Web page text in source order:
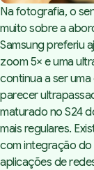
Na fotografia, o
muito sobre a
Samsung preferiu
zoom 5× e uma
continua a ser
parecer
maturado no S24
mais regulares.
com integração
aplicações de